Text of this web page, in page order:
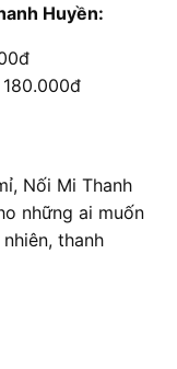
Huyền:
Nối Mi Thanh
những ai muốn
thanh